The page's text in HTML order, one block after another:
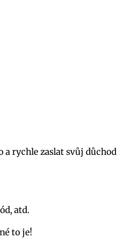
rychle zaslat svůj důchod
atd.
to je!